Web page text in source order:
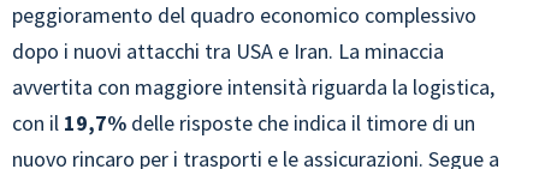
peggioramento del quadro economico complessivo
dopo i nuovi attacchi tra USA e Iran. La minaccia
avvertita con maggiore intensità riguarda la logistica,
con il 19,7% delle risposte che indica il timore di un
nuovo rincaro per i trasporti e le assicurazioni. Segue a